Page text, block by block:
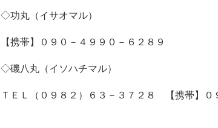
◇功丸（イサオマル）
【携帯】０９０－４９９０－６２８９
◇磯八丸（イソハチマル）
ＴＥＬ（０９８２）６３－３７２８ 【携帯】０